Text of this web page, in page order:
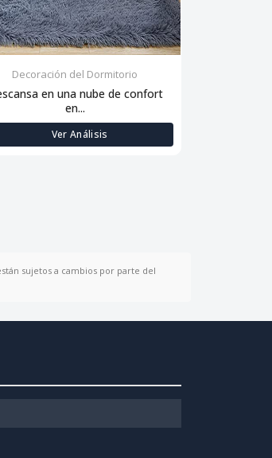
Decoración del Dormitorio
en una nube de confort
en...
Ver Análisis
sujetos a cambios por parte del